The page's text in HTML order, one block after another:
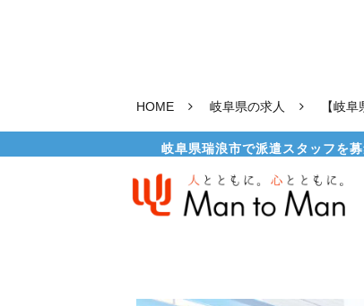
HOME 岐阜県の求人 【岐
岐阜県瑞浪市で派遣スタッフを